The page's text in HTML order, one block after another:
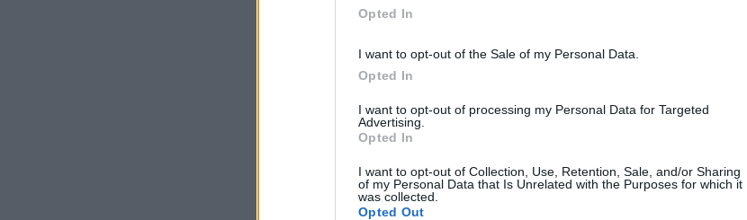
Opted In
I want to opt-out of the Sale of my Personal Data.
Opted In
I want to opt-out of processing my Personal Data for Targeted
Advertising.
Opted In
I want to opt-out of Collection, Use, Retention, Sale, and/or Sharing
of my Personal Data that Is Unrelated with the Purposes for which it
was collected.
Opted Out